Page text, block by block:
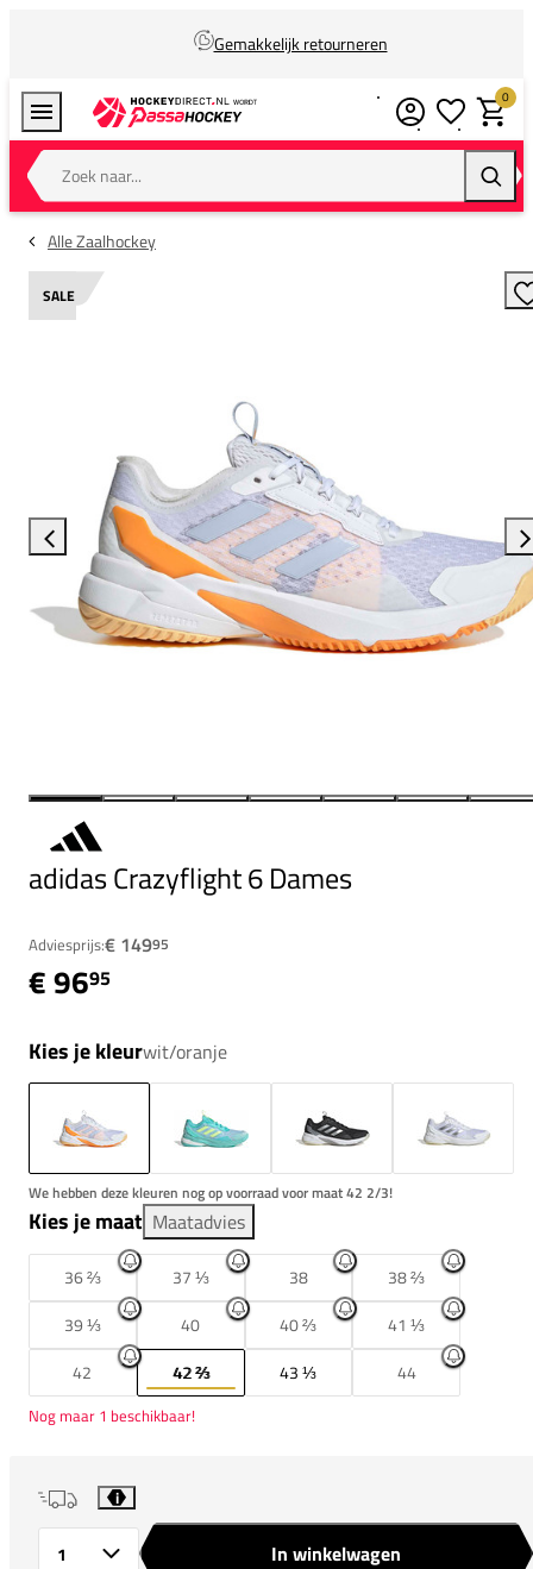
Gemakkelijk retourneren
Zoek naar...
0
Alle Zaalhockey
SALE
adidas Crazyflight 6 Dames
Adviesprijs:€ 14995
€ 9695
Kies je kleurwit/oranje
We hebben deze kleuren nog op voorraad voor maat 42 2/3!
Kies je maat Maatadvies
36 ⅔ 37 ⅓ 38
38 ⅔
39 ⅓
40 40 ⅔
41 ⅓
42
42 ⅔ 43 ⅓ 44
Nog maar 1 beschikbaar!
i
In winkelwagen